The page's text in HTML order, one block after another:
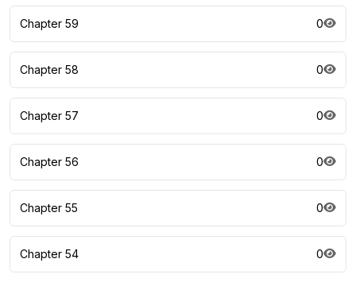
Chapter 59 0
Chapter 58 0
Chapter 57 0
Chapter 56 0
Chapter 55 0
Chapter 54 0